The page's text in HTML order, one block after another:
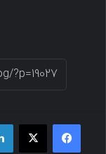
فیسبوک ایکس